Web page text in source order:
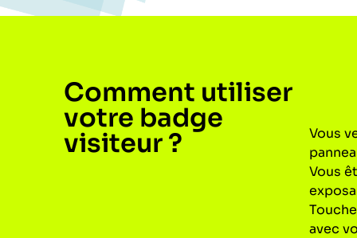
Comment utiliser
votre badge
visiteur ?
Vous
Vous
avec